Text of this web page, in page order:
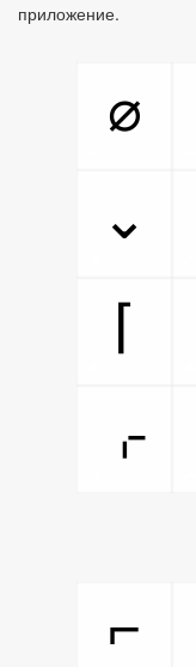
приложение.
⌀
⌄
⌈
⌌
⌐